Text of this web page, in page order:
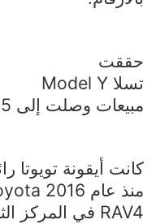
حققت
تسلا Model Y
مبيعات وصلت إلى 1.15 مليون بزيادة 52.2%.
كانت أيقونة تويوتا
منذ عام 2016
RAV4 في المركز